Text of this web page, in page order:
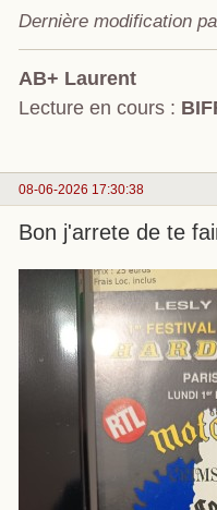
Dernière modification
AB+ Laurent
Lecture en cours :
08-06-2026 17:30:38
Bon j'arrete de te